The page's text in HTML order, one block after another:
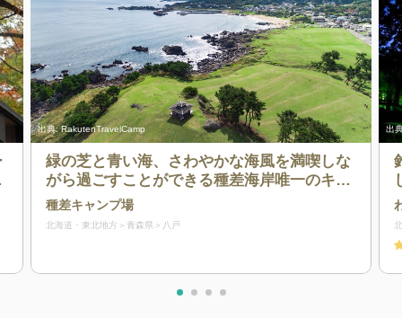
出典:RakutenTravelCamp
緑の芝と青い海、さわやかな海風を満喫しな
がら過ごすことができる種差海岸唯一のキャ
ンプ場です。
種差キャンプ場
北海道・東北地方 青森県 八戸
出